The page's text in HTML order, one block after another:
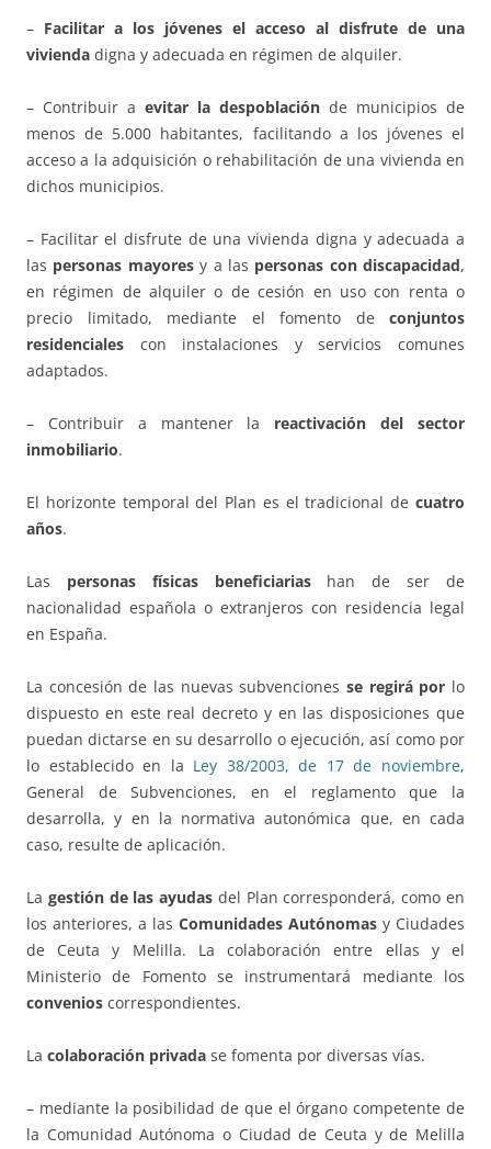
– Facilitar a los jóvenes el acceso al disfrute de una
vivienda digna y adecuada en régimen de alquiler.
– Contribuir a evitar la despoblación de municipios de
menos de 5.000 habitantes, facilitando a los jóvenes el
acceso a la adquisición o rehabilitación de una vivienda en
dichos municipios.
– Facilitar el disfrute de una vivienda digna y adecuada a
las personas mayoresy a las personas con discapacidad,
en régimen de alquiler o de cesión en uso con renta o
precio limitado, mediante el fomento de conjuntos
residenciales con instalaciones y servicios comunes
adaptados.
– Contribuir a mantener la reactivación del sector
inmobiliario.
El horizonte temporal del Plan es el tradicional de cuatro
años.
Las personas físicas beneficiariashan de ser de
nacionalidad española o extranjeros con residencia legal
en España.
La concesión de las nuevas subvenciones se regirá por lo
dispuesto en este real decreto y en las disposiciones que
puedan dictarse en su desarrollo o ejecución, así como por
lo establecido en la Ley 38/2003, de 17 de noviembre,
General de Subvenciones, en el reglamento que la
desarrolla, y en la normativa autonómica que, en cada
caso, resulte de aplicación.
La gestión de las ayudas del Plan corresponderá, como en
los anteriores, a las Comunidades Autónomas y Ciudades
de Ceuta y Melilla. La colaboración entre ellas y el
Ministerio de Fomento se instrumentará mediante los
convenios correspondientes.
La colaboración privada se fomenta por diversas vías.
– mediante la posibilidad de que el órgano competente de
la Comunidad Autónoma o Ciudad de Ceuta y de Melilla